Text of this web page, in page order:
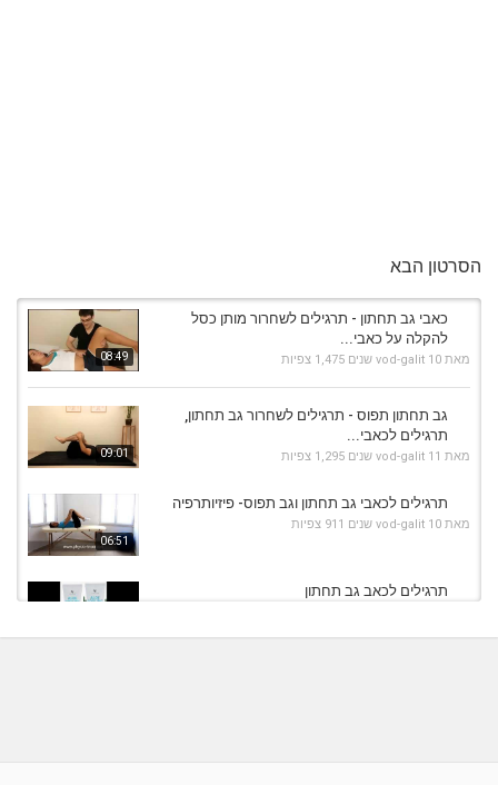
הסרטון הבא
08:49
כאבי גב תחתון - תרגילים לשחרור מותן כסל
להקלה על כאבי...
מאת vod-galit 10 שנים 1,475 צפיות
09:01
גב תחתון תפוס - תרגילים לשחרור גב תחתון,
תרגילים לכאבי...
מאת vod-galit 11 שנים 1,295 צפיות
06:51
תרגילים לכאבי גב תחתון וגב תפוס- פיזיותרפיה
מאת vod-galit 10 שנים 911 צפיות
תרגילים לכאב גב תחתון